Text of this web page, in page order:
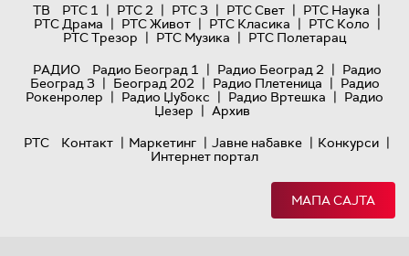
ТВ
РТС 1 | РТС 2 | РТС 3 | РТС Свет | РТС Наука |
РТС Драма | РТС Живот | РТС Класика | РТС Коло |
РТС Трезор | РТС Музика | РТС Полетарац
РАДИО
Радио Београд 1 | Радио Београд 2 | Радио
Београд 3 | Београд 202 | Радио Плетеница | Радио
Рокенролер | Радио Џубокс | Радио Вртешка | Радио
Џезер | Архив
РТС
Контакт | Маркетинг | Јавне набавке | Конкурси |
Интернет портал
МАПА САЈТА